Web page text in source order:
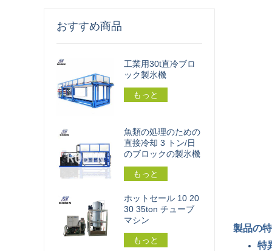
製品の
特
おすすめ商品
工業用30t直冷ブロ
ック製氷機
もっと
魚類の処理のための
直接冷却 3 トン/日
のブロックの製氷機
もっと
ホットセール 10 20
30 35ton チューブ
マシン
もっと